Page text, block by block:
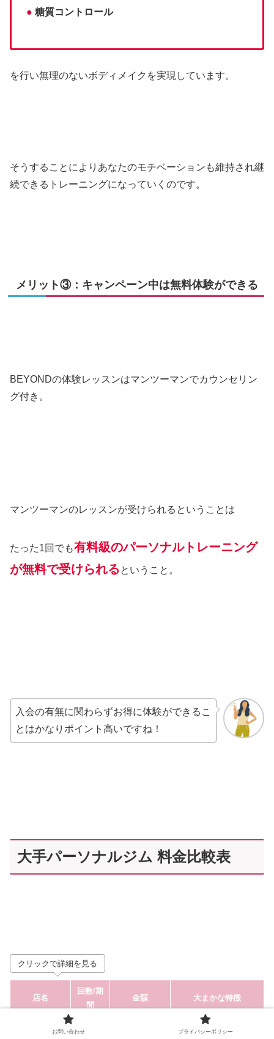
● 糖質コントロール
を行い無理のないボディメイクを実現しています。
そうすることによりあなたのモチベーションも維持され継
続できるトレーニングになっていくのです。
メリット③：キャンペーン中は無料体験ができる
BEYONDの体験レッスンはマンツーマンでカウンセリン
グ付き。
マンツーマンのレッスンが受けられるということは
たった1回でも有料級のパーソナルトレーニング
が無料で受けられるということ。
入会の有無に関わらずお得に体験ができるこ
とはかなりポイント高いですね！
大手パーソナルジム 料金比較表
クリックで詳細を見る
店名
回数/期
間
金額 大まかな特徴
BEYOND 20回/ー 当記事参照
お問い合わせ プライバシーポリシー